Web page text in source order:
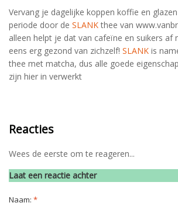
Vervang je dagelijke koppen koffie en
periode door de SLANKthee van
alleen helpt je dat van cafeïne en suikers af
eens erg gezond van zichzelf! SLANK is
thee met matcha, dus alle goede
zijn hier in verwerkt
Reacties
Wees de eerste om te reageren...
Laat een reactie achter
Naam: *